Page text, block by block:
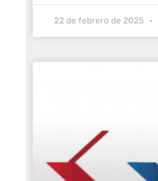
22 de febrero de 2025